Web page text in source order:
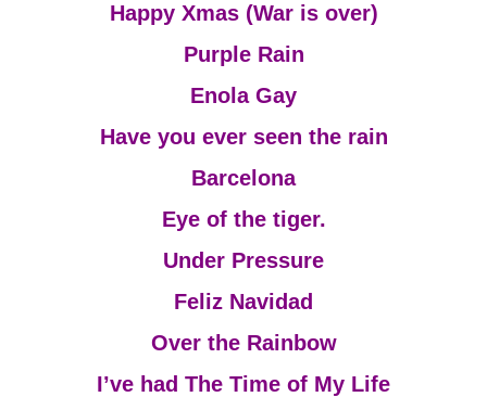
Happy Xmas (War is over)
Purple Rain
Enola Gay
Have you ever seen the rain
Barcelona
Eye of the tiger.
Under Pressure
Feliz Navidad
Over the Rainbow
I’ve had The Time of My Life